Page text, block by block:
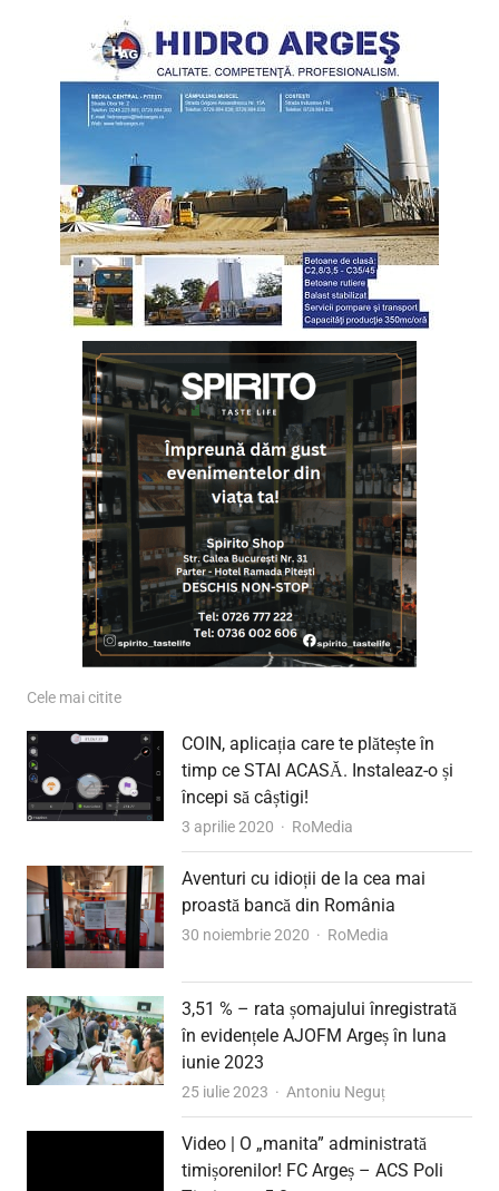
Cele mai citite
COIN, aplicația care te plătește în
timp ce STAI ACASĂ. Instaleaz-o și
începi să câștigi!
3 aprilie 2020 Author
RoMedia
Aventuri cu idioții de la cea mai
proastă bancă din România
30 noiembrie 2020 Author
RoMedia
3,51 % – rata șomajului înregistrată
în evidențele AJOFM Argeș în luna
iunie 2023
25 iulie 2023 Author
Antoniu Neguț
Video | O „manita” administrată
timișorenilor! FC Argeș – ACS Poli